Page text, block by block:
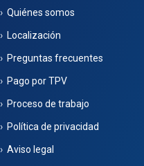
Quiénes somos
Localización
Preguntas frecuentes
Pago por TPV
Proceso de trabajo
Política de privacidad
Aviso legal